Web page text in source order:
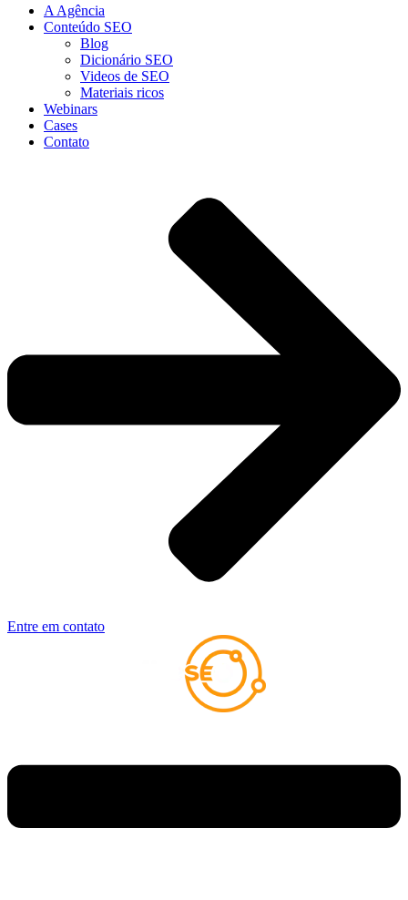
A Agência
Conteúdo SEO
Blog
Dicionário SEO
Videos de SEO
Materiais ricos
Webinars
Cases
Contato
Entre em contato